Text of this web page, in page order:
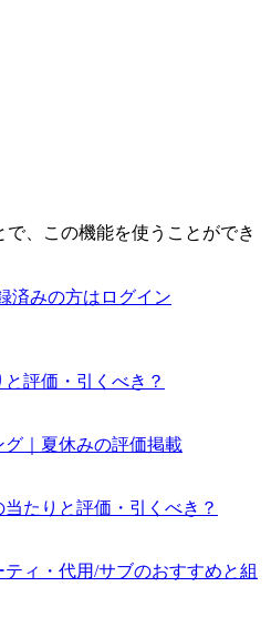
、この機能を使うことができ
済みの方はログイン
評価・引くべき？
｜夏休みの評価掲載
たりと評価・引くべき？
ィ・代用/サブのおすすめと組